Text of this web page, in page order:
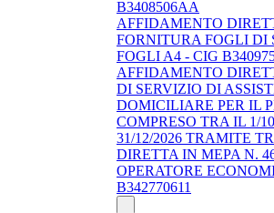
B3408506AA
AFFIDAMENTO
FORNITURA FOGLI DI
FOGLI A4 - CIG
AFFIDAMENTO
DI SERVIZIO DI
DOMICILIARE PER IL
COMPRESO TRA IL 1/
31/12/2026 TRAMITE
DIRETTA IN MEPA N.
OPERATORE
B342770611